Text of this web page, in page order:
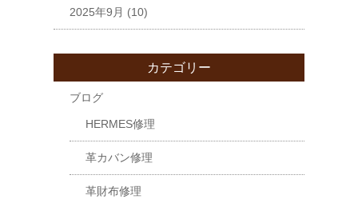
2025年9月 (10)
カテゴリー
ブログ
HERMES修理
革カバン修理
革財布修理